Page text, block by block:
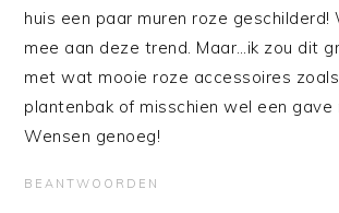
huis een paar muren roze geschilderd!
mee aan deze trend. Maar…ik zou dit
met wat mooie roze accessoires
plantenbak of misschien wel een gave
Wensen genoeg!
BEANTWOORDEN